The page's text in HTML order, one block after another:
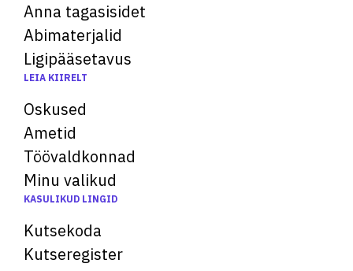
Anna tagasisidet
Abimaterjalid
Ligipääsetavus
LEIA KIIRELT
Oskused
Ametid
Töövaldkonnad
Minu valikud
KASULIKUD LINGID
Kutsekoda
Kutseregister